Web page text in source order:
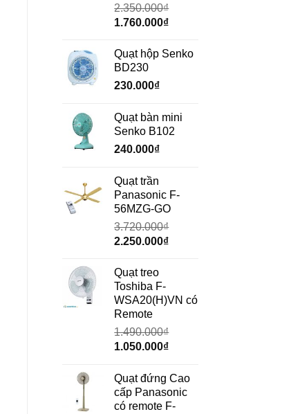
2.350.000₫
Giá
là:
2.350.000₫.
1.760.000₫Giá
tại
Quạt hộp Senko
BD230
230.000₫
Quạt bàn mini
Senko B102
240.000₫
Quạt trần
Panasonic F-
56MZG-GO
3.720.000₫
Giá
là:
3.720.000₫.
2.250.000₫Giá
2.250.000₫.
Quạt treo
Toshiba F-
WSA20(H)VN có
Remote
1.490.000₫
Giá
là:
1.490.000₫.
1.050.000₫Giá
tại
là:
1.050.000₫.
Quạt đứng Cao
cấp Panasonic
có remote F-